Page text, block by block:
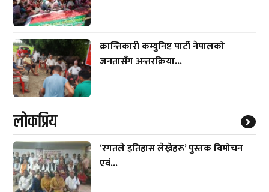
क्रान्तिकारी कम्युनिष्ट पार्टी नेपालको
जनतासँग अन्तरक्रिया...
लाेकप्रिय
‘रगतले इतिहास लेख्नेहरू’ पुस्तक विमोचन
एवं...